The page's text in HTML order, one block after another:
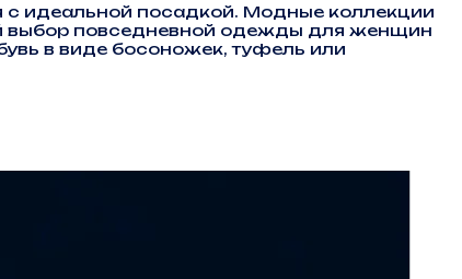
с идеальной посадкой. Модные коллекции
выбор повседневной одежды для женщин
в виде босоножек, туфель или